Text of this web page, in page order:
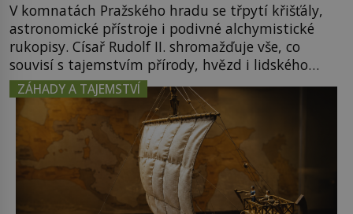
V komnatách Pražského hradu se třpytí křišťály,
astronomické přístroje i podivné alchymistické
rukopisy. Císař Rudolf II. shromažďuje vše, co
souvisí s tajemstvím přírody, hvězd i lidského
poznání. Jenže po jeho smrti se jeho slavné sbírky
začínají rozpadat a část z nich mizí navždy. Kdo
odnesl nejvzácnější knihy? A existují ještě někde
zapomenuté rukopisy, které nikdo […]
ZÁHADY A TAJEMSTVÍ